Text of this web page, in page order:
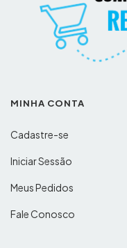
MINHA CONTA
Cadastre-se
Iniciar Sessão
Meus Pedidos
Fale Conosco